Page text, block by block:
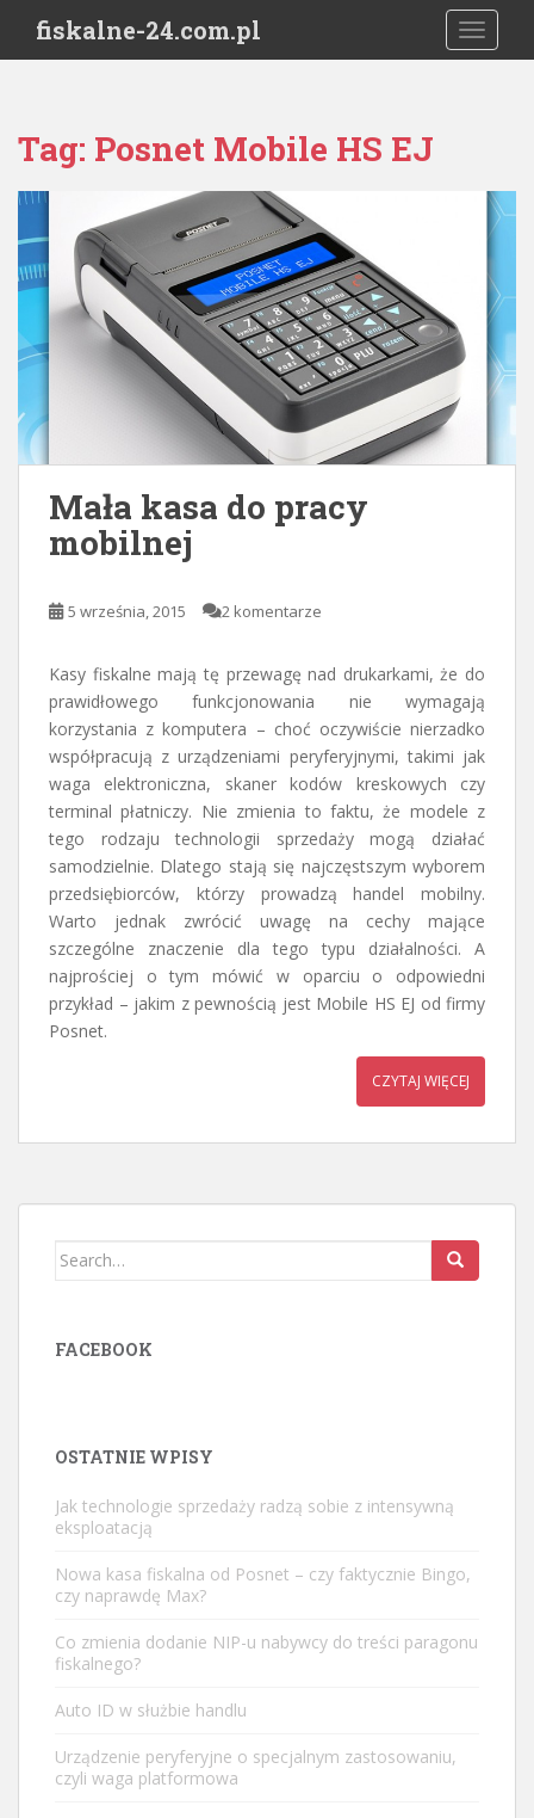
i
fiskalne-24.com.pl
Tag: Posnet Mobile HS EJ
Mała kasa do pracy
mobilnej
5 września, 2015 2 komentarze
Kasy fiskalne mają tę przewagę nad drukarkami, że do
prawidłowego funkcjonowania nie wymagają
korzystania z komputera – choć oczywiście nierzadko
współpracują z urządzeniami peryferyjnymi, takimi jak
waga elektroniczna, skaner kodów kreskowych czy
terminal płatniczy. Nie zmienia to faktu, że modele z
tego rodzaju technologii sprzedaży mogą działać
samodzielnie. Dlatego stają się najczęstszym wyborem
przedsiębiorców, którzy prowadzą handel mobilny.
Warto jednak zwrócić uwagę na cechy mające
szczególne znaczenie dla tego typu działalności. A
najprościej o tym mówić w oparciu o odpowiedni
przykład – jakim z pewnością jest Mobile HS EJ od firmy
Posnet.
CZYTAJ WIĘCEJ
Search
FACEBOOK
OSTATNIE WPISY
Jak technologie sprzedaży radzą sobie z intensywną
eksploatacją
Nowa kasa fiskalna od Posnet – czy faktycznie Bingo,
czy naprawdę Max?
Co zmienia dodanie NIP-u nabywcy do treści paragonu
fiskalnego?
Auto ID w służbie handlu
Urządzenie peryferyjne o specjalnym zastosowaniu,
czyli waga platformowa